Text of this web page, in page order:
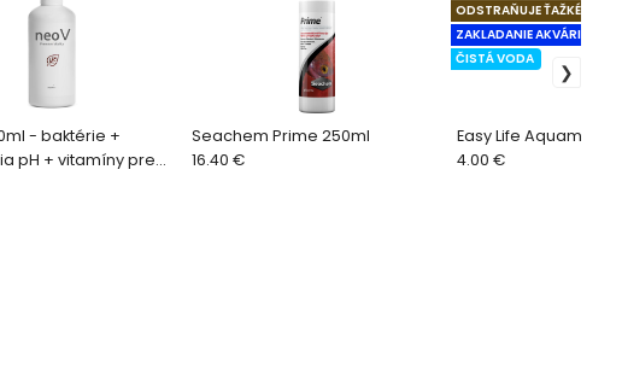
- baktérie +
pH + vitamíny pre
Seachem Prime 250ml
16.40 €
Easy Life Aquamaker
ODSTRAŇUJE ŤAŽKÉ KOVY
ZAKLADANIE AKVÁRIA
ČISTÁ VODA
4.00 €